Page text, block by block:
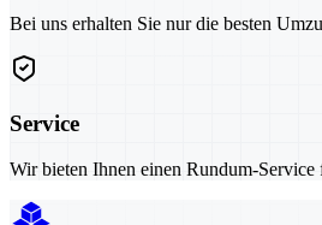
Bei uns erhalten Sie nur die besten
Service
Wir bieten Ihnen einen Rundum-